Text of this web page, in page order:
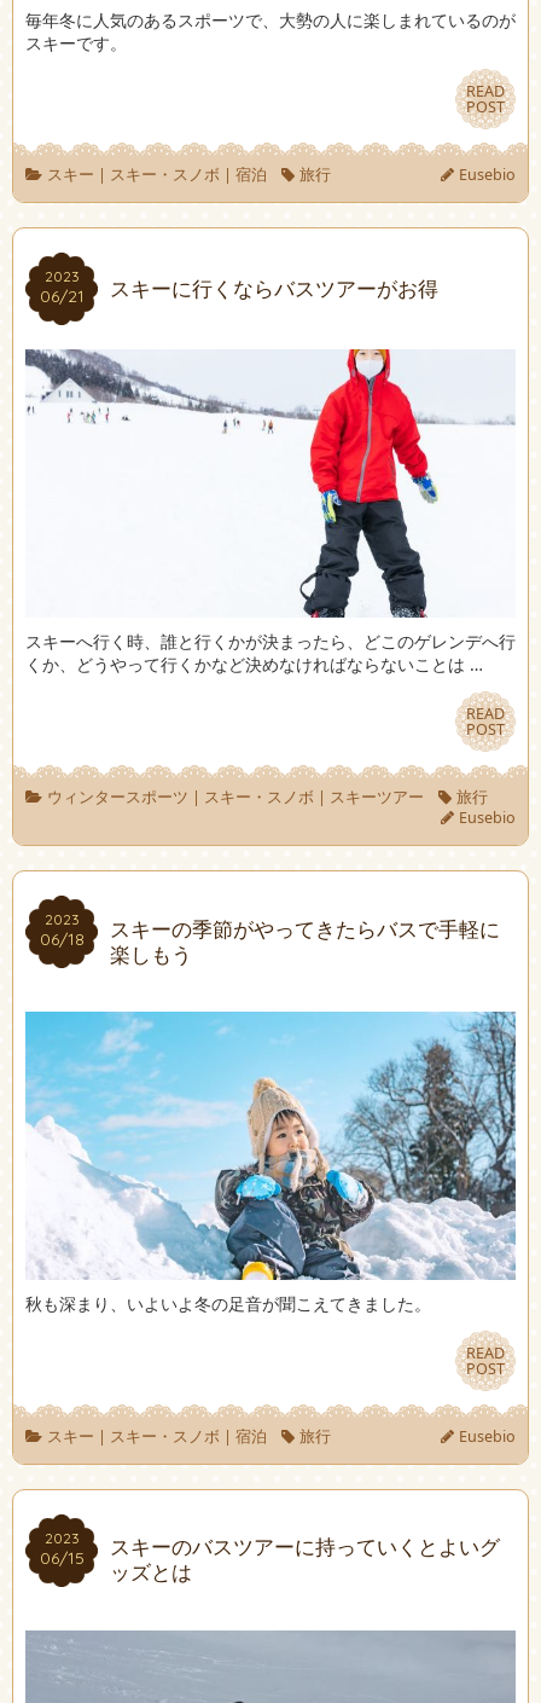
毎年冬に人気のあるスポーツで、大勢の人に楽しまれているのが
スキーです。
READ
POST
READ
POST
スキー | スキー・スノボ | 宿泊 旅行 Eusebio
2023
06/21
2023
06/21 スキーに行くならバスツアーがお得
スキーへ行く時、誰と行くかが決まったら、どこのゲレンデへ行
くか、どうやって行くかなど決めなければならないことは …
READ
POST
READ
POST
ウィンタースポーツ | スキー・スノボ | スキーツアー
旅行
Eusebio
2023
06/18
2023
06/18
スキーの季節がやってきたらバスで手軽に
楽しもう
秋も深まり、いよいよ冬の足音が聞こえてきました。
READ
POST
READ
POST
スキー | スキー・スノボ | 宿泊 旅行 Eusebio
2023
06/15
2023
06/15
スキーのバスツアーに持っていくとよいグ
ッズとは